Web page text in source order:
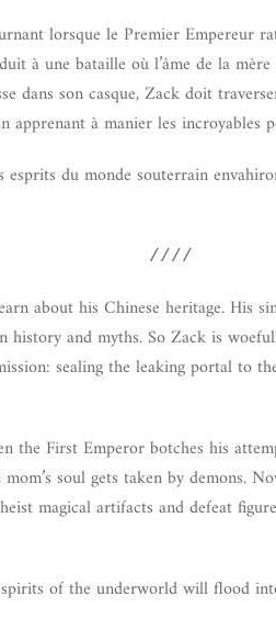
lorsque le Premier Empereur
à une bataille où l’âme de la
dans son casque, Zack doit
à manier les incroyables
du monde souterrain
////
about his Chinese heritage. His
history and myths. So Zack is
sealing the leaking portal to
First Emperor botches his
soul gets taken by demons.
magical artifacts and defeat
of the underworld will flood